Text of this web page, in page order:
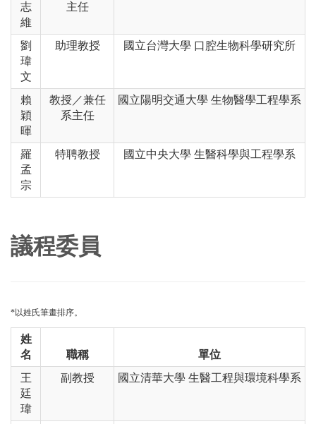
志
維
主任
劉
瑋
文
助理教授 國立台灣大學 口腔生物科學研究所
賴
穎
暉
教授／兼任
系主任
國立陽明交通大學 生物醫學工程學系
羅
孟
宗
特聘教授 國立中央大學 生醫科學與工程學系
議程委員
*以姓氏筆畫排序。
姓
名
職稱
單位
王
廷
瑋
副教授 國立清華大學 生醫工程與環境科學系